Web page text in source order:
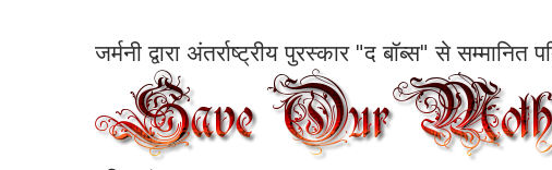
जर्मनी द्वारा अंतर्राष्ट्रीय पुरस्कार "द बॉब्स" से सम्मानित